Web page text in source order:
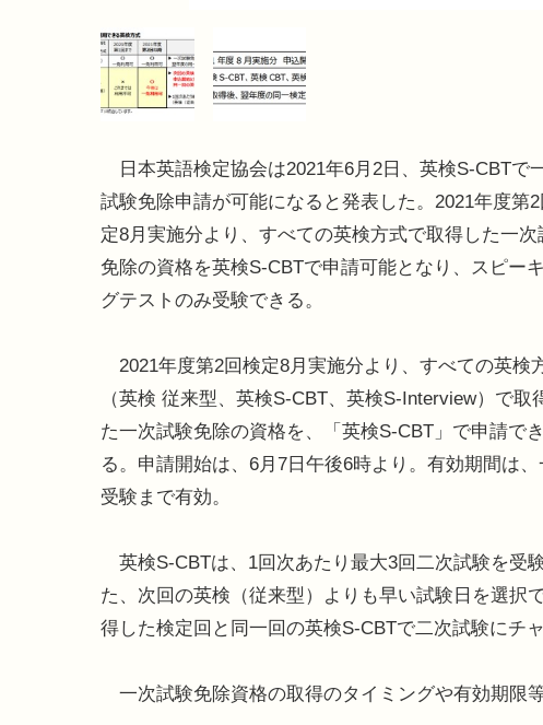
日本英語検定協会は2021年6月2日、英検S-CBTで
試験免除申請が可能になると発表した。2021年度第2
定8月実施分より、すべての英検方式で取得した一次
免除の資格を英検S-CBTで申請可能となり、スピー
グテストのみ受験できる。
2021年度第2回検定8月実施分より、すべての英検
（英検 従来型、英検S-CBT、英検S-Interview）で取
た一次試験免除の資格を、「英検S-CBT」で申請でき
る。申請開始は、6月7日午後6時より。有効期間は
受験まで有効。
英検S-CBTは、1回次あたり最大3回二次試験を受
た、次回の英検（従来型）よりも早い試験日を選択
得した検定回と同一回の英検S-CBTで二次試験にチ
一次試験免除資格の取得のタイミングや有効期限